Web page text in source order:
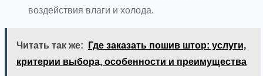
воздействия влаги и холода.
Читать так же:
Где заказать пошив штор: услуги,
критерии выбора, особенности и преимущества